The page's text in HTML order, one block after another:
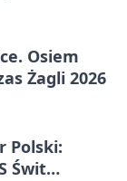
Osiem
Żagli 2026
Polski:
Świt